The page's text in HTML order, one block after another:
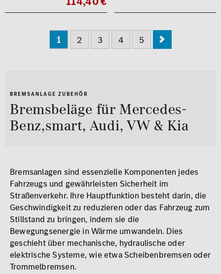
1 2 3 4 5
BREMSANLAGE ZUBEHÖR
Bremsbeläge für Mercedes-
Benz,smart, Audi, VW & Kia
Bremsanlagen sind essenzielle Komponenten jedes
Fahrzeugs und gewährleisten Sicherheit im
Straßenverkehr. Ihre Hauptfunktion besteht darin, die
Geschwindigkeit zu reduzieren oder das Fahrzeug zum
Stillstand zu bringen, indem sie die
Bewegungsenergie in Wärme umwandeln. Dies
geschieht über mechanische, hydraulische oder
elektrische Systeme, wie etwa Scheibenbremsen oder
Trommelbremsen.